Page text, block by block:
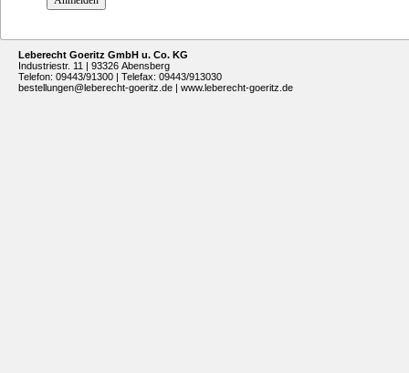
Leberecht Goeritz GmbH u. Co. KG
Industriestr. 11 | 93326 Abensberg
Telefon: 09443/91300 | Telefax: 09443/913030
bestellungen@leberecht-goeritz.de
www.leberecht-goeritz.de